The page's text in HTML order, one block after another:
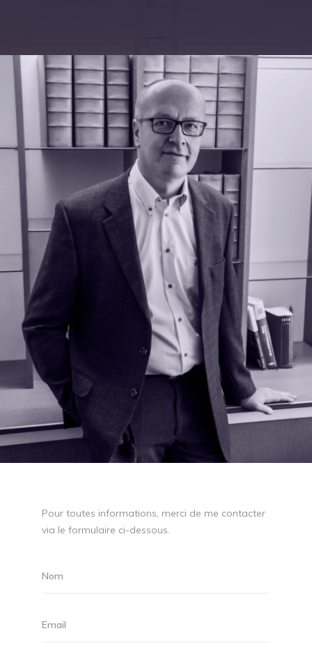
Pour toutes informations, merci de me contacter
via le formulaire ci-dessous.